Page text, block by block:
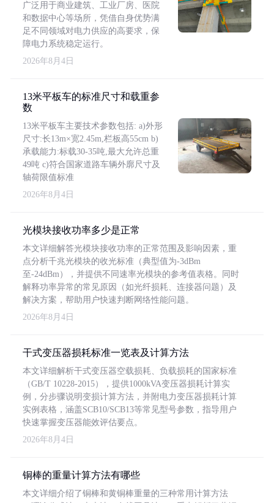
广泛用于商业建筑、工业厂房、医院
和数据中心等场所，凭借自身优势满
足不同领域对电力供应的高要求，保
障电力系统稳定运行。
2026年8月4日
13米平板车的标准尺寸和载重参
数
13米平板车主要技术参数包括: a)外形
尺寸:长13m×宽2.45m,栏板高55cm b)
承载能力:标载30-35吨,最大允许总重
49吨 c)符合国家道路车辆外廓尺寸及
轴荷限值标准
2026年8月4日
光模块接收功率多少是正常
本文详细解答光模块接收功率的正常范围及影响因素，重
点分析千兆光模块的收光标准（典型值为-3dBm
至-24dBm），并提供不同速率光模块的参考值表格。同时
解释功率异常的常见原因（如光纤损耗、连接器问题）及
解决方案，帮助用户快速判断网络性能问题。
2026年8月4日
干式变压器损耗标准一览表及计算方法
本文详细解析干式变压器空载损耗、负载损耗的国家标准
（GB/T 10228-2015），提供1000kVA变压器损耗计算实
例，分步骤说明变损计算方法，并附电力变压器损耗计算
实例表格，涵盖SCB10/SCB13等常见型号参数，指导用户
快速掌握变压器能效评估要点。
2026年8月4日
铜棒的重量计算方法有哪些
本文详细介绍了铜棒和黄铜棒重量的三种常用计算方法